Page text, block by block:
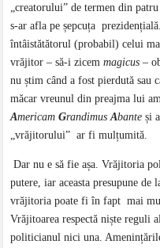
„creatorului” de termen din
s-ar afla pe șepcuța
întâistătătorul (probabil) celui
vrăjitor – să-i zicemmagicus –
nu știm când a fost pierdută sau
măcar vreunul din preajma lui
AmericamGrandimusAbanteși
„vrăjitorului” ar fi mulțumită.
Dar nu e să fie așa. Vrăjitoria
putere, iar aceasta presupune de
vrăjitoria poate fi în fapt mai
Vrăjitoarea respectă niște reguli
politicianul nici una.